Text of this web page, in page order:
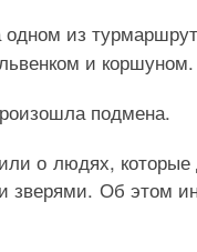
из
и коршуном.
подмена.
о людях,
зверями. Об этом